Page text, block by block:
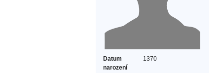
Datum
narození
1370